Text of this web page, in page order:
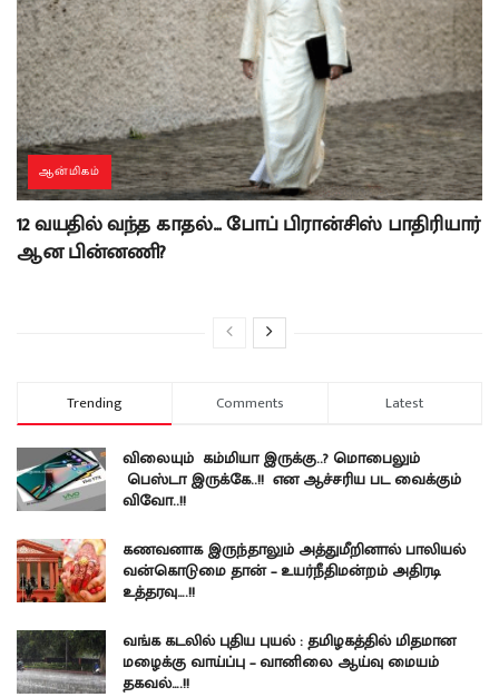
ஆன்மிகம்
12 வயதில் வந்த காதல்… போப் பிரான்சிஸ் பாதிரியார்
ஆன பின்னணி?
Trending Comments Latest
விலையும் கம்மியா இருக்கு..? மொபைலும்
பெஸ்டா இருக்கே..!! என ஆச்சரிய பட வைக்கும்
விவோ..!!
கணவனாக இருந்தாலும் அத்துமீறினால் பாலியல்
வன்கொடுமை தான் – உயர்நீதிமன்றம் அதிரடி
உத்தரவு….!!
வங்க கடலில் புதிய புயல் : தமிழகத்தில் மிதமான
மழைக்கு வாய்ப்பு – வானிலை ஆய்வு மையம்
தகவல்….!!